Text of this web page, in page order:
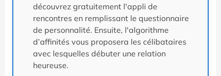
découvrez gratuitement l'appli de
rencontres en remplissant le questionnaire
de personnalité. Ensuite, l'algorithme
d’affinités vous proposera les célibataires
avec lesquelles débuter une relation
heureuse.